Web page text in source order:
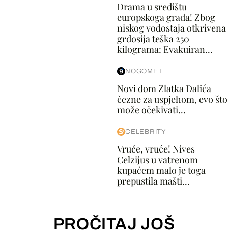
Drama u središtu
europskoga grada! Zbog
niskog vodostaja otkrivena
grdosija teška 250
kilograma: Evakuiran...
NOGOMET
Novi dom Zlatka Dalića
čezne za uspjehom, evo što
može očekivati...
CELEBRITY
Vruće, vruće! Nives
Celzijus u vatrenom
kupaćem malo je toga
prepustila mašti...
PROČITAJ JOŠ